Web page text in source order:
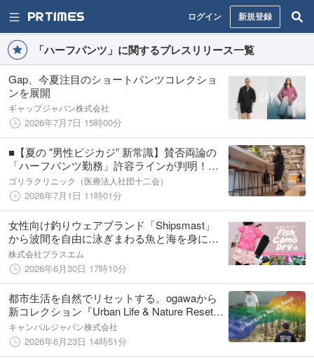
ログイン 新規登録
「ハーフパンツ」に関するプレスリリース一覧
Gap、今夏注目のショートパンツコレクショ
ンを展開
ギャップジャパン株式会社
2026年7月7日 15時00分
■【夏の "男性ビジカジ” 新常識】賛否両論の
「ハーフパンツ勤務」許容ラインが判明！
20〜50代の男女800人に聞いた、世論を二分
するホンネとは？ 「半パン通勤」のリアルな
心象と期待感を徹底調査
ゴリラクリニック（医療法人社団十二会）
2026年7月1日 11時01分
女性向け釣りウェアブランド「Shipsmast」
から波間を自由に泳ぎまわる魚と海を身に纏
うオリジナルプリント柄「Fish Camo Dry」
シリーズが新登場
株式会社プラスエム
2026年6月30日 17時10分
都市生活を自然でリセットする。ogawaから
新コレクション『Urban Life & Nature Reset』
が6月26日(金)に発売！渋谷・札幌限定デザイ
ンアイテムも登場。
キャンパルジャパン株式会社
2026年6月23日 14時51分